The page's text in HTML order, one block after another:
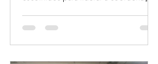
Massud Badra e Elias Rezende foram
escolhidos para liderar a coordenação
da candidatura ao Governo de